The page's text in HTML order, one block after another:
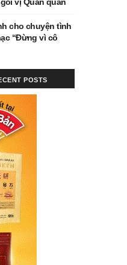
cho chuyện tình
“Đừng vì cô
POSTS